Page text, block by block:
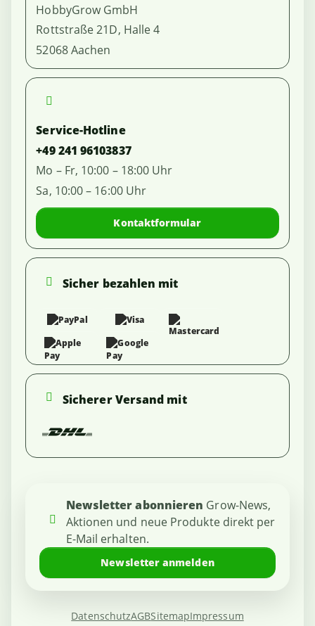
HobbyGrow GmbH
Rottstraße 21D, Halle 4
52068 Aachen
Service-Hotline
+49 241 96103837
Mo – Fr, 10:00 – 18:00 Uhr
Sa, 10:00 – 16:00 Uhr
Kontaktformular
Sicher bezahlen mit
Sicherer Versand mit
Newsletter abonnieren Grow-News,
Aktionen und neue Produkte direkt per
E-Mail erhalten.
Newsletter anmelden
DatenschutzAGBSitemapImpressum